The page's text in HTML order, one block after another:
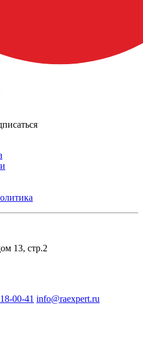
13, стр.2
00-41 info@raexpert.ru